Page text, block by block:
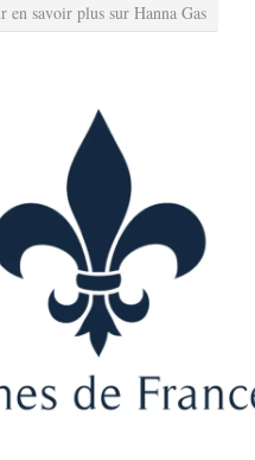
en savoir plus sur Hanna Gas